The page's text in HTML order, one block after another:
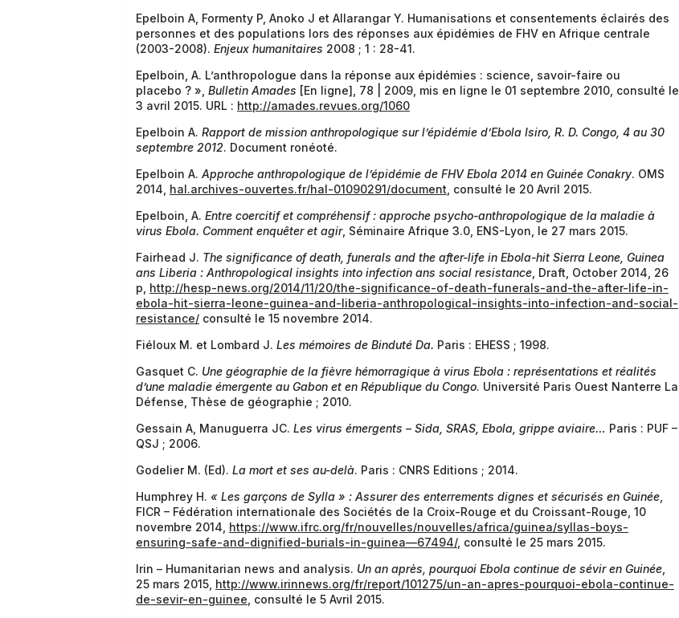
Epelboin A, Formenty P, Anoko J et Allarangar Y. Humanisations et consentements éclairés des
personnes et des populations lors des réponses aux épidémies de FHV en Afrique centrale
(2003-2008). Enjeux humanitaires 2008 ; 1 : 28-41.
Epelboin, A. L’anthropologue dans la réponse aux épidémies : science, savoir-faire ou
placebo ? », Bulletin Amades [En ligne], 78 | 2009, mis en ligne le 01 septembre 2010, consulté le
3 avril 2015. URL : http://amades.revues.org/1060
Epelboin A. Rapport de mission anthropologique sur l’épidémie d’Ebola Isiro, R. D. Congo, 4 au 30
septembre 2012. Document ronéoté.
Epelboin A. Approche anthropologique de l’épidémie de FHV Ebola 2014 en Guinée Conakry. OMS
2014, hal.archives-ouvertes.fr/hal-01090291/document , consulté le 20 Avril 2015.
Epelboin, A. Entre coercitif et compréhensif : approche psycho-anthropologique de la maladie à
virus Ebola. Comment enquêter et agir, Séminaire Afrique 3.0, ENS-Lyon, le 27 mars 2015.
Fairhead J. The significance of death, funerals and the after-life in Ebola-hit Sierra Leone, Guinea
ans Liberia : Anthropological insights into infection ans social resistance , Draft, October 2014, 26
p, http://hesp-news.org/2014/11/20/the-significance-of-death-funerals-and-the-after-life-in-
ebola-hit-sierra-leone-guinea-and-liberia-anthropological-insights-into-infection-and-social-
resistance/ consulté le 15 novembre 2014.
Fiéloux M. et Lombard J. Les mémoires de Binduté Da. Paris : EHESS ; 1998.
Gasquet C. Une géographie de la fièvre hémorragique à virus Ebola : représentations et réalités
d’une maladie émergente au Gabon et en République du Congo. Université Paris Ouest Nanterre La
Défense, Thèse de géographie ; 2010.
Gessain A, Manuguerra JC. Les virus émergents – Sida, SRAS, Ebola, grippe aviaire… Paris : PUF –
QSJ ; 2006.
Godelier M. (Ed). La mort et ses au-delà. Paris : CNRS Editions ; 2014.
Humphrey H. « Les garçons de Sylla » : Assurer des enterrements dignes et sécurisés en Guinée
FICR – Fédération internationale des Sociétés de la Croix-Rouge et du Croissant-Rouge, 10
novembre 2014, https://www.ifrc.org/fr/nouvelles/nouvelles/africa/guinea/syllas-boys-
ensuring-safe-and-dignified-burials-in-guinea—67494/, consulté le 25 mars 2015.
Irin – Humanitarian news and analysis. Un an après, pourquoi Ebola continue de sévir en Guinée
25 mars 2015, http://www.irinnews.org/fr/report/101275/un-an-apres-pourquoi-ebola-continue-
de-sevir-en-guinee , consulté le 5 Avril 2015.